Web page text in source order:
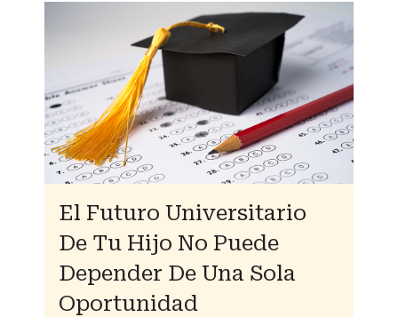
El Futuro Universitario
De Tu Hijo No Puede
Depender De Una Sola
Oportunidad